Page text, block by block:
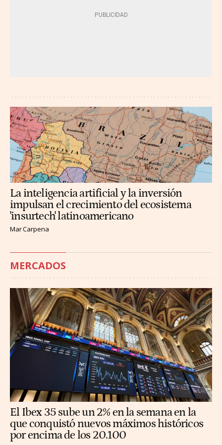
La inteligencia artificial y la inversión
impulsan el crecimiento del ecosistema
'insurtech' latinoamericano
Mar Carpena
MERCADOS
El Ibex 35 sube un 2% en la semana en la
que conquistó nuevos máximos históricos
por encima de los 20.100